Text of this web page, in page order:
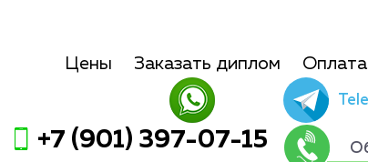
Цены Заказать диплом
+7 (901) 397-07-15